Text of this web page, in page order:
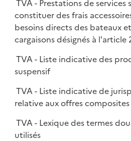
TVA - Prestations de services
constituer des frais
besoins directs des bateaux
cargaisons désignés à l'article
TVA - Liste indicative des
suspensif
TVA - Liste indicative de
relative aux offres composites
TVA - Lexique des termes
utilisés